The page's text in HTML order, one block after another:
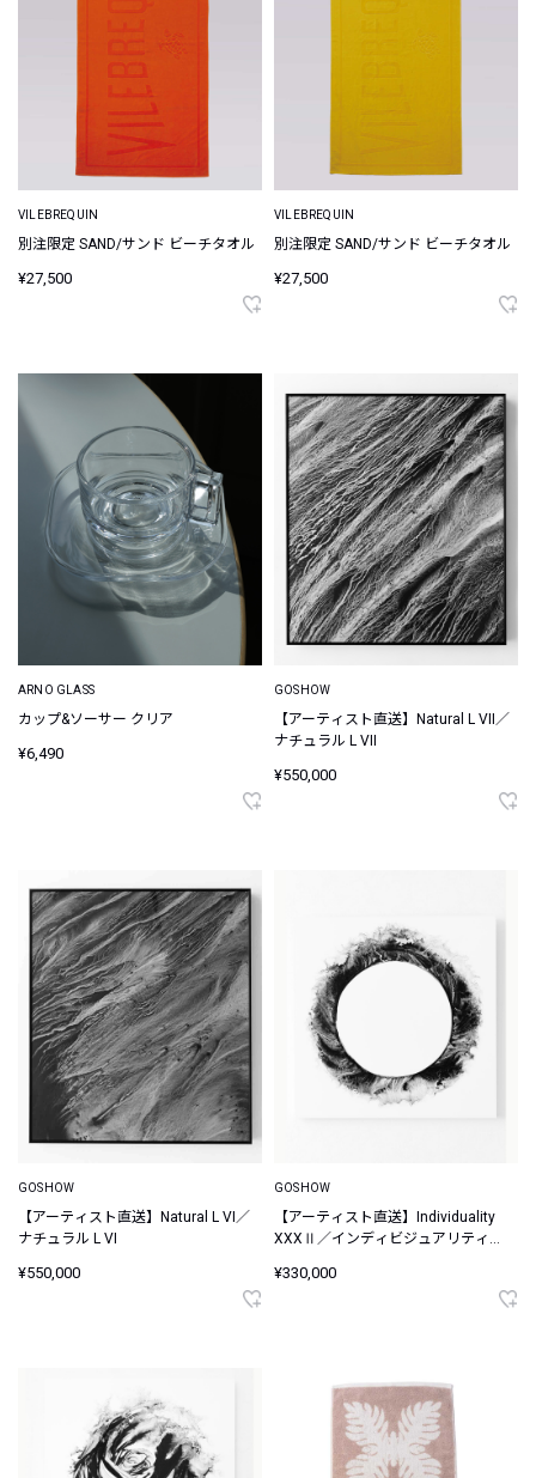
VILEBREQUIN
別注限定 SAND/サンド ビーチタオル
¥27,500
VILEBREQUIN
別注限定 SAND/サンド ビーチタオル
¥27,500
ARNO GLASS
カップ&ソーサー クリア
¥6,490
GOSHOW
【アーティスト直送】Natural L VII／
ナチュラル L VII
¥550,000
GOSHOW
【アーティスト直送】Natural L VI／
ナチュラル L VI
¥550,000
GOSHOW
【アーティスト直送】Individuality
XXXⅡ／インディビジュアリティ
¥330,000